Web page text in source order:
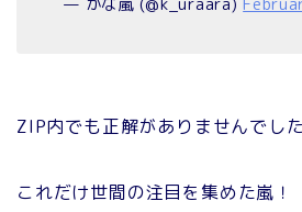
ZIP内でも正解がありませんでした
これだけ世間の注目を集めた嵐！